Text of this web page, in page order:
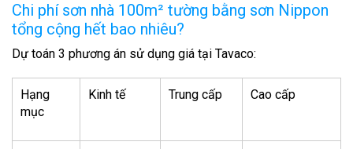
Chi phí sơn nhà 100m² tường bằng sơn Nippon
tổng cộng hết bao nhiêu?
Dự toán 3 phương án sử dụng giá tại Tavaco:
Hạng
mục
Kinh tế Trung cấp Cao cấp